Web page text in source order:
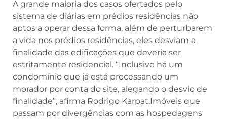
A grande maioria dos casos ofertados pelo
sistema de diárias em prédios residências não
aptos a operar dessa forma, além de perturbarem
a vida nos prédios residências, eles desviam a
finalidade das edificações que deveria ser
estritamente residencial. “Inclusive há um
condomínio que já está processando um
morador por conta do site, alegando o desvio de
finalidade”, afirma Rodrigo Karpat.Imóveis que
passam por divergências com as hospedagens